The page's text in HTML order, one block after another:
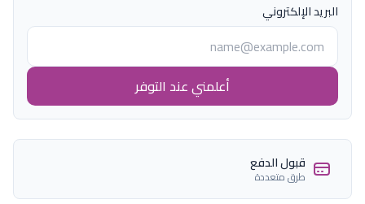
البريد الإلكتروني
أعلمني عند التوفر
قبول الدفع
طرق متعددة